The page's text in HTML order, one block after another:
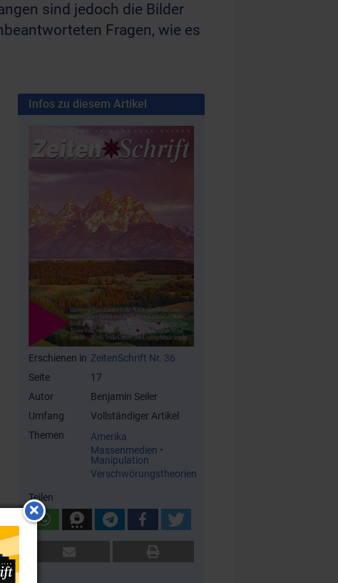
sind jedoch die Bilder
Fragen, wie es
Infos zu diesem Artikel
Erschienen in ZeitenSchrift Nr. 36
Seite
17
Autor
Benjamin Seiler
Umfang
Vollständiger Artikel
Themen
Amerika
Massenmedien •
Manipulation
Verschwörungstheorien
Teilen